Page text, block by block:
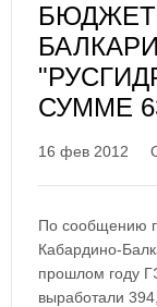
БЮДЖЕТ
СУММЕ
16 фев 2012
По сообщению
Кабардино-
прошлом году
выработали